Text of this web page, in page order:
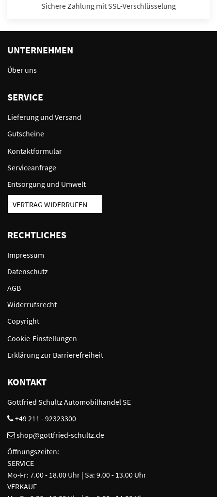
Sichere Zahlung mit SSL-Verschlüsselung
UNTERNEHMEN
Über uns
SERVICE
Lieferung und Versand
Gutscheine
Kontaktformular
Serviceanfrage
Entsorgung und Umwelt
VERTRAG WIDERRUFEN
RECHTLICHES
Impressum
Datenschutz
AGB
Widerrufsrecht
Copyright
Cookie-Einstellungen
Erklärung zur Barrierefreiheit
KONTAKT
Gottfried Schultz Automobilhandel SE
+49 211 - 92323300
shop@gottfried-schultz.de
Öffnungszeiten:
SERVICE
Mo-Fr: 7.00 - 18.00 Uhr | Sa: 9.00 - 13.00 Uhr
VERKAUF